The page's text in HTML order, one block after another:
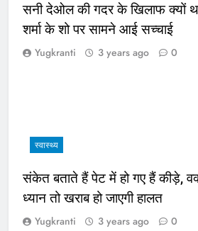
सनी देओल की गदर के खिलाफ क्यों
शर्मा के शो पर सामने आई सच्चाई
Yugkranti 3 years ago 0
स्वास्थ्य
संकेत बताते हैं पेट में हो गए हैं कीड़े,
ध्यान तो खराब हो जाएगी हालत
Yugkranti 3 years ago 0